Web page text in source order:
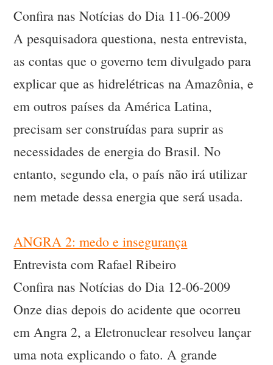
Confira nas Notícias do Dia 11-06-2009
A pesquisadora questiona, nesta entrevista,
as contas que o governo tem divulgado para
explicar que as hidrelétricas na Amazônia, e
em outros países da América Latina,
precisam ser construídas para suprir as
necessidades de energia do Brasil. No
entanto, segundo ela, o país não irá utilizar
nem metade dessa energia que será usada.
ANGRA 2: medo e insegurança
Entrevista com Rafael Ribeiro
Confira nas Notícias do Dia 12-06-2009
Onze dias depois do acidente que ocorreu
em Angra 2, a Eletronuclear resolveu lançar
uma nota explicando o fato. A grande